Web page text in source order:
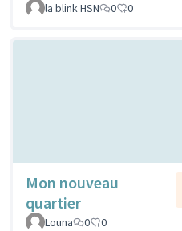
la blink HSN
0 0
Mon nouveau
quartier
Louna
0 0